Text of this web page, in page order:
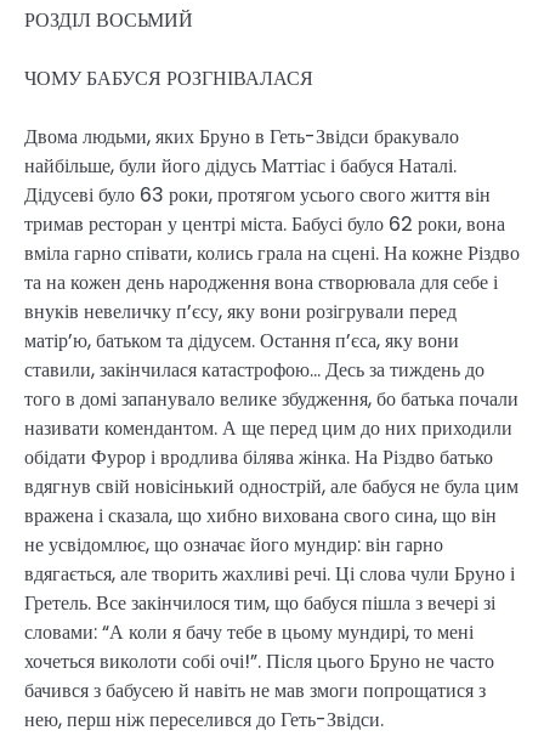
РОЗДІЛ ВОСЬМИЙ
ЧОМУ БАБУСЯ РОЗГНІВАЛАСЯ
Двома людьми, яких Бруно в Геть-Звідси бракувало
найбільше, були його дідусь Маттіас і бабуся Наталі.
Дідусеві було 63 роки, протягом усього свого життя він
тримав ресторан у центрі міста. Бабусі було 62 роки, вона
вміла гарно співати, колись грала на сцені. На кожне Різдво
та на кожен день народження вона створювала для себе і
внуків невеличку п’єсу, яку вони розігрували перед
матір’ю, батьком та дідусем. Остання п’єса, яку вони
ставили, закінчилася катастрофою… Десь за тиждень до
того в домі запанувало велике збудження, бо батька почали
називати комендантом. А ще перед цим до них приходили
обідати Фурор і вродлива білява жінка. На Різдво батько
вдягнув свій новісінький однострій, але бабуся не була цим
вражена і сказала, що хибно вихована свого сина, що він
не усвідомлює, що означає його мундир: він гарно
вдягається, але творить жахливі речі. Ці слова чули Бруно і
Гретель. Все закінчилося тим, що бабуся пішла з вечері зі
словами: “А коли я бачу тебе в цьому мундирі, то мені
хочеться виколоти собі очі!”. Після цього Бруно не часто
бачився з бабусею й навіть не мав змоги попрощатися з
нею, перш ніж переселився до Геть-Звідси.